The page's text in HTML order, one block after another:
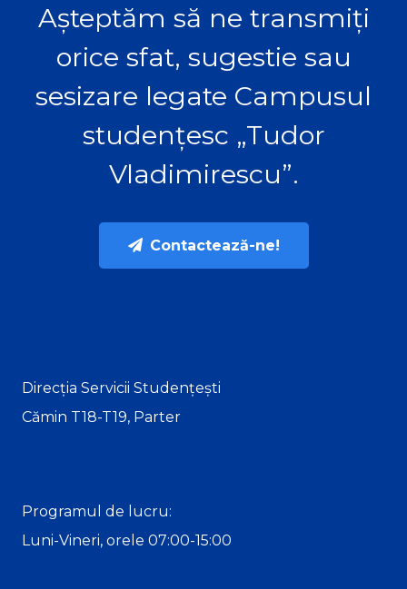
Așteptăm să ne transmiți
orice sfat, sugestie sau
sesizare legate Campusul
studențesc „Tudor
Vladimirescu”.
Contactează-ne!
Direcția Servicii Studențești
Cămin T18-T19, Parter
Programul de lucru:
Luni-Vineri, orele 07:00-15:00